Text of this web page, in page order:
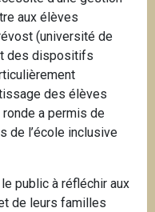
aux élèves
(université de
des dispositifs
des élèves
a permis de
de l’école inclusive
public à réfléchir aux
de leurs familles